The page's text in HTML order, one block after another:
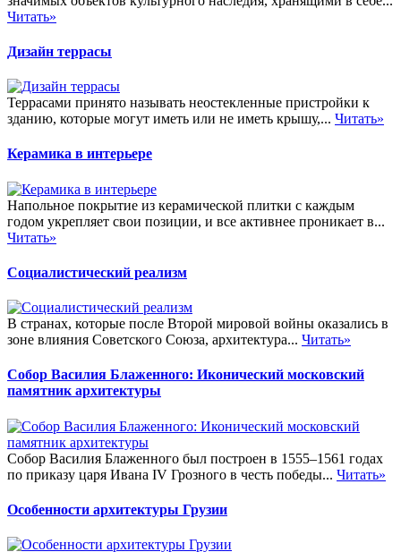
Читать»
Дизайн террасы
Террасами принято называть неостекленные пристройки к
зданию, которые могут иметь или не иметь крышу,... Читать»
Керамика в интерьере
Напольное покрытие из керамической плитки с каждым
годом укрепляет свои позиции, и все активнее проникает в...
Читать»
Социалистический реализм
В странах, которые после Второй мировой войны оказались в
зоне влияния Советского Союза, архитектура... Читать»
Собор Василия Блаженного: Иконический московский
памятник архитектуры
Собор Василия Блаженного был построен в 1555–1561 годах
по приказу царя Ивана IV Грозного в честь победы... Читать»
Особенности архитектуры Грузии